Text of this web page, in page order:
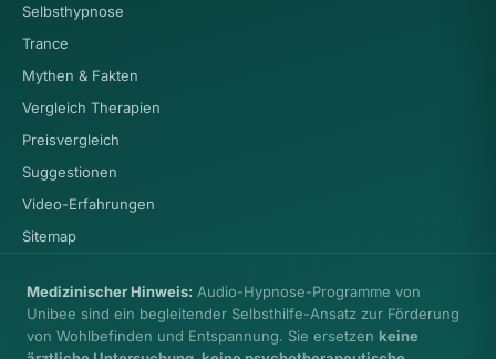
Selbsthypnose
Trance
Mythen & Fakten
Vergleich Therapien
Preisvergleich
Suggestionen
Video-Erfahrungen
Sitemap
Medizinischer Hinweis: Audio-Hypnose-Programme von
Unibee sind ein begleitender Selbsthilfe-Ansatz zur Förderung
von Wohlbefinden und Entspannung. Sie ersetzen keine